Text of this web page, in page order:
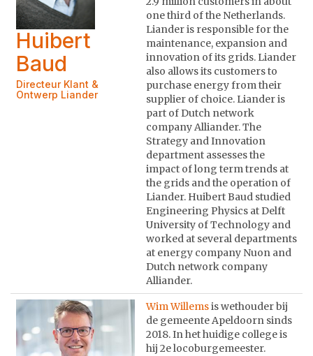
Huibert
Baud
Directeur Klant &
Ontwerp Liander
one third of the Netherlands.
Liander is responsible for the
maintenance, expansion and
innovation of its grids. Liander
also allows its customers to
purchase energy from their
supplier of choice. Liander is
part of Dutch network
company Alliander. The
Strategy and Innovation
department assesses the
impact of long term trends at
the grids and the operation of
Liander. Huibert Baud studied
Engineering Physics at Delft
University of Technology and
worked at several departments
at energy company Nuon and
Dutch network company
Alliander.
Wim Willemsis wethouder bij
de gemeente Apeldoorn sinds
2018. In het huidige college is
hij 2e locoburgemeester.